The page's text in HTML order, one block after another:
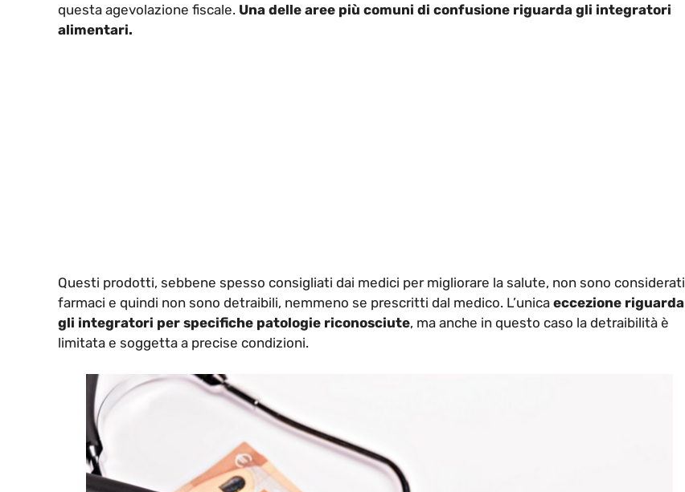
questa agevolazione fiscale. Una delle aree più comuni di confusione riguarda gli integratori
alimentari.
Questi prodotti, sebbene spesso consigliati dai medici per migliorare la salute, non sono considerati
farmaci e quindi non sono detraibili, nemmeno se prescritti dal medico. L’unica eccezione riguarda
gli integratori per specifiche patologie riconosciute, ma anche in questo caso la detraibilità è
limitata e soggetta a precise condizioni.